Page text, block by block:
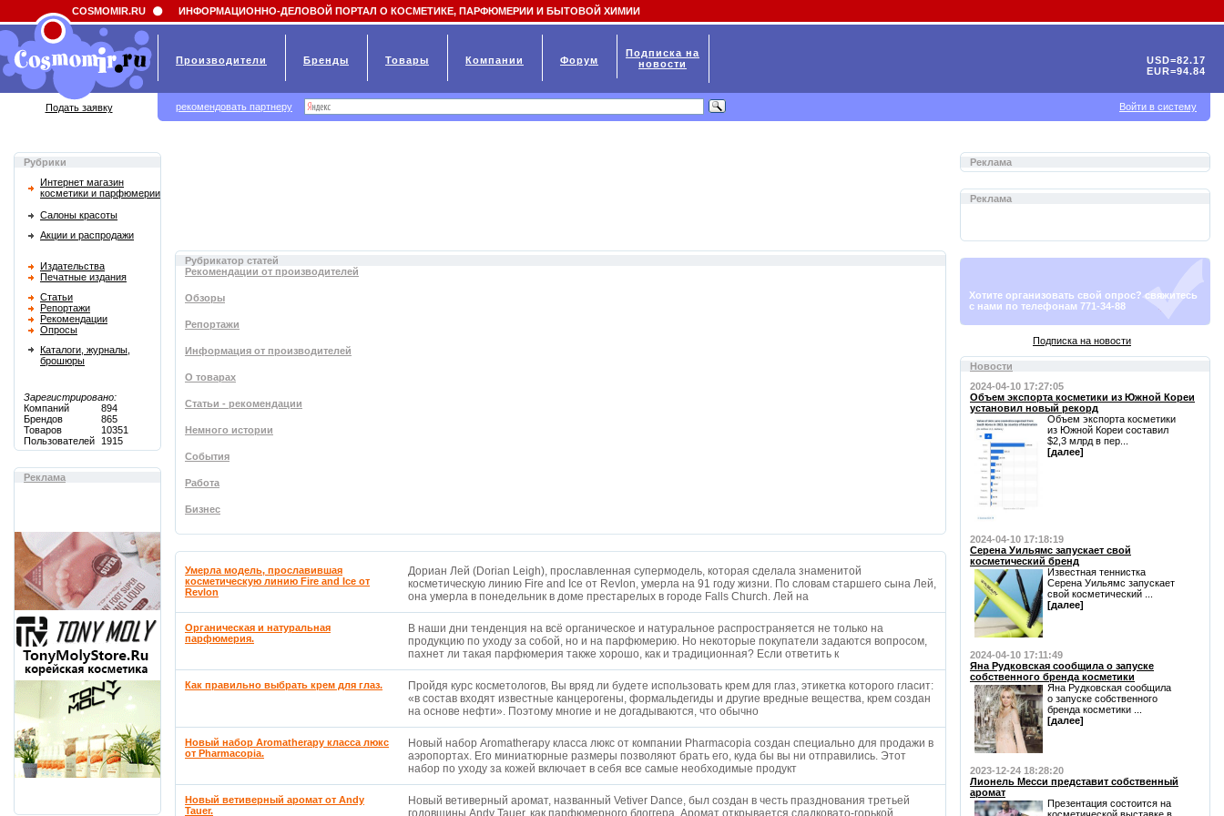
Field 'news_title' doesn't have a default value
Рубрики
Интернет магазин
косметики и парфюмерии
Салоны красоты
Акции и распродажи
Издательства
Печатные издания
Статьи
Репортажи
Рекомендации
Опросы
Каталоги, журналы,
брошюры
Зарегистрировано:
Компаний
894
Брендов
865
Товаров
10351
Пользователей
1915
Реклама
Рубрикатор статей
Рекомендации от производителей
Обзоры
Репортажи
Информация от производителей
О товарах
Статьи - рекомендации
Немного истории
События
Работа
Бизнес
Умерла модель, прославившая
косметическую линию Fire and Ice от
Revlon
Дориан Лей (Dorian Leigh), прославленная супермодель, которая сделала знаменитой
косметическую линию Fire and Ice от Revlon, умерла на 91 году жизни. По словам старшего сына Лей,
она умерла в понедельник в доме престарелых в городе Falls Church. Лей на
Органическая и натуральная
парфюмерия.
В наши дни тенденция на всё органическое и натуральное распространяется не только на
продукцию по уходу за собой, но и на парфюмерию. Но некоторые покупатели задаются вопросом,
пахнет ли такая парфюмерия также хорошо, как и традиционная? Если ответить к
Как правильно выбрать крем для глаз.
Пройдя курс косметологов, Вы вряд ли будете использовать крем для глаз, этикетка которого гласит:
«в состав входят известные канцерогены, формальдегиды и другие вредные вещества, крем создан
на основе нефти». Поэтому многие и не догадываются, что обычно
Новый набор Aromatherapy класса люкс
от Pharmacopia.
Новый набор Aromatherapy класса люкс от компании Pharmacopia создан специально для продажи в
аэропортах. Его миниатюрные размеры позволяют брать его, куда бы вы ни отправились. Этот
набор по уходу за кожей включает в себя все самые необходимые продукт
Новый ветиверный аромат от Andy
Tauer.
Новый ветиверный аромат, названный Vetiver Dance, был создан в честь празднования третьей
годовщины Andy Tauer, как парфюмерного блоггера. Аромат открывается сладковато-горькой
Реклама
Реклама
Хотите организовать свой опрос? свяжитесь
с нами по телефонам 771-34-88
Подписка на новости
Новости
2024-04-10 17:27:05
Объем экспорта косметики из Южной Кореи
установил новый рекорд
Объем экспорта косметики
из Южной Кореи составил
$2,3 млрд в пер...
[далее]
2024-04-10 17:18:19
Серена Уильямс запускает свой
косметический бренд
Известная теннистка
Серена Уильямс запускает
свой косметический ...
[далее]
2024-04-10 17:11:49
Яна Рудковская сообщила о запуске
собственного бренда косметики
Яна Рудковская сообщила
о запуске собственного
бренда косметики ...
[далее]
2023-12-24 18:28:20
Лионель Месси представит собственный
аромат
Презентация состоится на
COSMOMIR.RU ИНФОРМАЦИОННО-ДЕЛОВОЙ ПОРТАЛ О КОСМЕТИКЕ, ПАРФЮМЕРИИ И БЫТОВОЙ ХИМИИ
Производители Бренды Товары Компании Форум
Подписка на
новости
USD=82.17
EUR=94.84
Подать заявку рекомендовать партнеру Войти в систему